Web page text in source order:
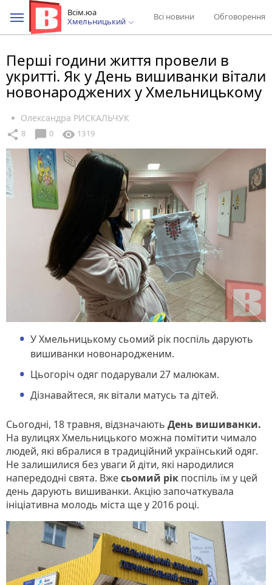
Всім.юа
Хмельницький
Всі новини Обговорення
Перші години життя провели в
укритті. Як у День вишиванки вітали
новонароджених у Хмельницькому
Олександра РИСКАЛЬЧУК
share 8 chat_bubble 0 visibility 1319
У Хмельницькому сьомий рік поспіль дарують
вишиванки новонародженим.
Цьогоріч одяг подарували 27 малюкам.
Дізнавайтеся, як вітали матусь та дітей.
Сьогодні, 18 травня, відзначають День вишиванки.
На вулицях Хмельницького можна помітити чимало
людей, які вбралися в традиційний український одяг.
Не залишилися без уваги й діти, які народилися
напередодні свята. Вжесьомий рік поспіль їм у цей
день дарують вишиванки. Акцію започаткувала
ініціативна молодь міста ще у 2016 році.